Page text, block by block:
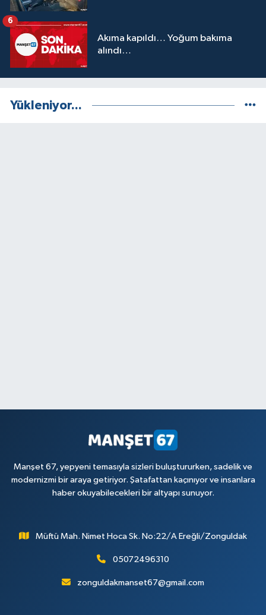
Akıma kapıldı… Yoğum bakıma
alındı…
6
Yükleniyor...
Manşet 67, yepyeni temasıyla sizleri buluştururken, sadelik ve
modernizmi bir araya getiriyor. Şatafattan kaçınıyor ve insanlara
haber okuyabilecekleri bir altyapı sunuyor.
Müftü Mah. Nimet Hoca Sk. No:22/A Ereğli/Zonguldak
05072496310
zonguldakmanset67@gmail.com